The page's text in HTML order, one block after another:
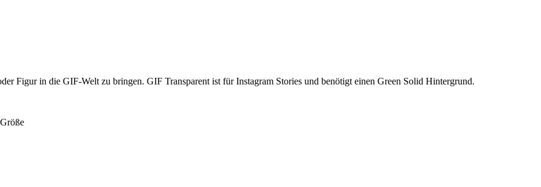
Figur in die GIF-Welt zu bringen. GIF Transparent ist für Instagram Stories und benötigt einen Green Solid Hintergrund.